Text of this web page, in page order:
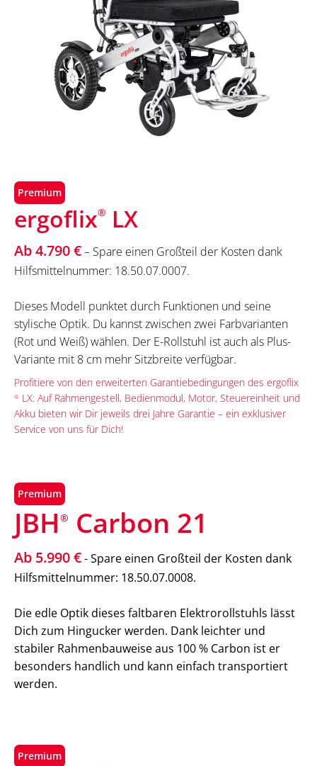
Premium
ergoflix® LX
Ab 4.790 €– Spare einen Großteil der Kosten dank
Hilfsmittelnummer: 18.50.07.0007.
Dieses Modell punktet durch Funktionen und seine
stylische Optik. Du kannst zwischen zwei Farbvarianten
(Rot und Weiß) wählen. Der E-Rollstuhl ist auch als Plus-
Variante mit 8 cm mehr Sitzbreite verfügbar.
Profitiere von den erweiterten Garantiebedingungen des ergoflix
® LX: Auf Rahmengestell, Bedienmodul, Motor, Steuereinheit und
Akku bieten wir Dir jeweils drei Jahre Garantie – ein exklusiver
Service von uns für Dich!
Premium
Premium
JBH ® Carbon 21
Ab 5.990 €- Spare einen Großteil der Kosten dank
Hilfsmittelnummer: 18.50.07.0008.
Die edle Optik dieses faltbaren Elektrorollstuhls lässt
Dich zum Hingucker werden. Dank leichter und
stabiler Rahmenbauweise aus 100 % Carbon ist er
besonders handlich und kann einfach transportiert
werden.